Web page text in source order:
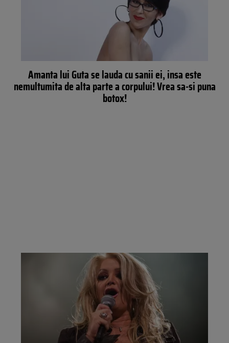
Amanta lui Guta se lauda cu sanii ei, insa este
nemultumita de alta parte a corpului! Vrea sa-si puna
botox!